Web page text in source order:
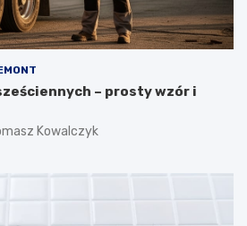
– prosty wzór i
Kowalczyk